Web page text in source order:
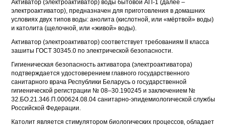
Активатор (электроактиватор) воды бытовой АП-1 (далее –
электроактиватор), предназначен для приготовления в домашних
условиях двух типов воды: анолита (кислотной, или «мёртвой» воды)
и католита (щелочной, или «живой» воды).
Активатор (электроактиватор) соответствует требованиям II класса
зашиты ГОСТ 30345.0 по электрической безопасности.
Гигиеническая безопасность активатора (электроактиватора)
подтверждается удостоверением главного государственного
санитарного врача Республики Беларусь о государственной
гигиенической регистрации № 08–30.190245 и заключением №
32.БО.21.346.П.000624.08.04 санитарно-эпидемиологической службы
Российской Федерации.
Католит является стимулятором биологических процессов, обладает